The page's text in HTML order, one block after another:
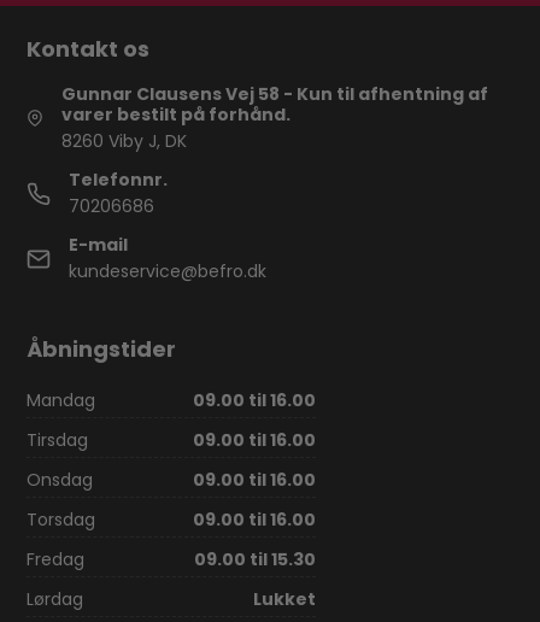
Kontakt os
Gunnar Clausens Vej 58 - Kun til afhentning af
varer bestilt på forhånd.
8260 Viby J, DK
Telefonnr.
70206686
E-mail
kundeservice@befro.dk
Åbningstider
Mandag
09.00 til 16.00
Tirsdag
09.00 til 16.00
Onsdag
09.00 til 16.00
Torsdag
09.00 til 16.00
Fredag
09.00 til 15.30
Lørdag
Lukket